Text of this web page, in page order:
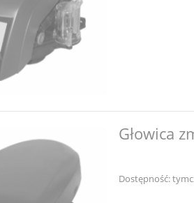
Głowica
Dostępność: